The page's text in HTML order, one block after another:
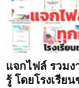
แจกไฟล์ รวมง
รู้ โดยโรงเรี